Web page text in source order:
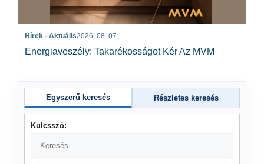
Hírek - Aktuális2026. 08. 07.
Energiaveszély: Takarékosságot Kér Az MVM
Egyszerű keresés Részletes keresés
Kulcsszó: